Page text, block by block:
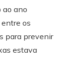
ao ano
os
para prevenir
estava